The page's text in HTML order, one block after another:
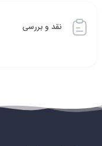
نقد و بررسی